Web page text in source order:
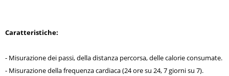
Caratteristiche:
- Misurazione dei passi, della distanza percorsa, delle calorie consumate.
- Misurazione della frequenza cardiaca (24 ore su 24, 7 giorni su 7).